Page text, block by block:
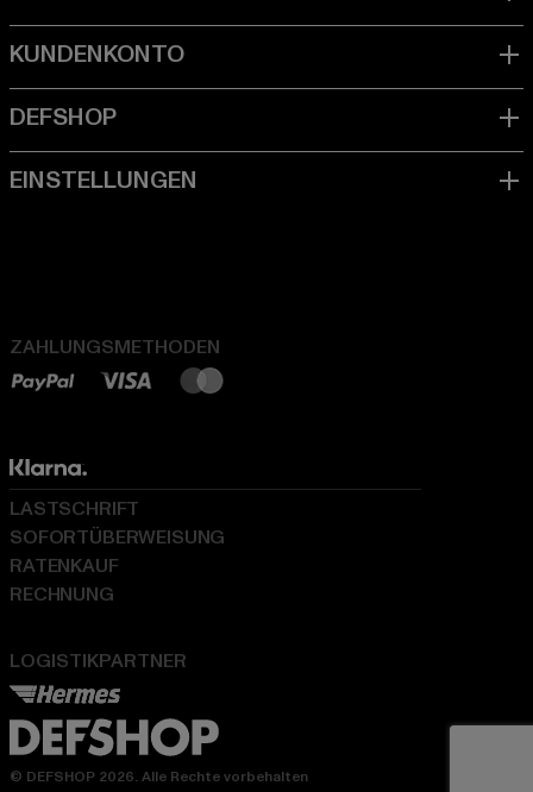
ZAHLUNGSMETHODEN
LOGISTIKPARTNER
LASTSCHRIFT
SOFORTÜBERWEISUNG
RATENKAUF
RECHNUNG
© DEFSHOP 2026. Alle Rechte vorbehalten